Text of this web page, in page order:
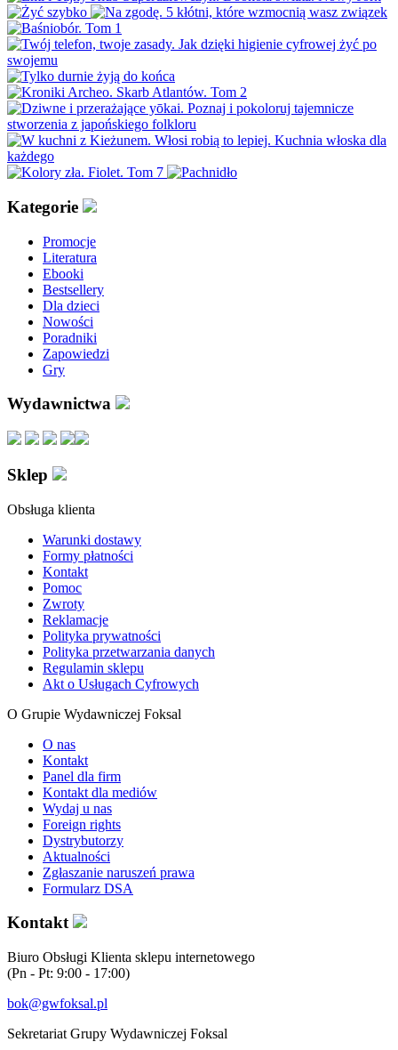
Kategorie
Promocje
Literatura
Ebooki
Bestsellery
Dla dzieci
Nowości
Poradniki
Zapowiedzi
Gry
Wydawnictwa
Sklep
Obsługa klienta
Warunki dostawy
Formy płatności
Kontakt
Pomoc
Zwroty
Reklamacje
Polityka prywatności
Polityka przetwarzania danych
Regulamin sklepu
Akt o Usługach Cyfrowych
O Grupie Wydawniczej Foksal
O nas
Kontakt
Panel dla firm
Kontakt dla mediów
Wydaj u nas
Foreign rights
Dystrybutorzy
Aktualności
Zgłaszanie naruszeń prawa
Formularz DSA
Kontakt
Biuro Obsługi Klienta sklepu internetowego
(Pn - Pt: 9:00 - 17:00)
bok@gwfoksal.pl
Sekretariat Grupy Wydawniczej Foksal